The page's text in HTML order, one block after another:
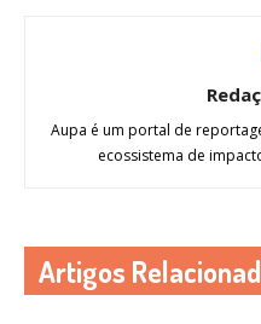
Aupa é um portal de
ecossistema de
Artigos